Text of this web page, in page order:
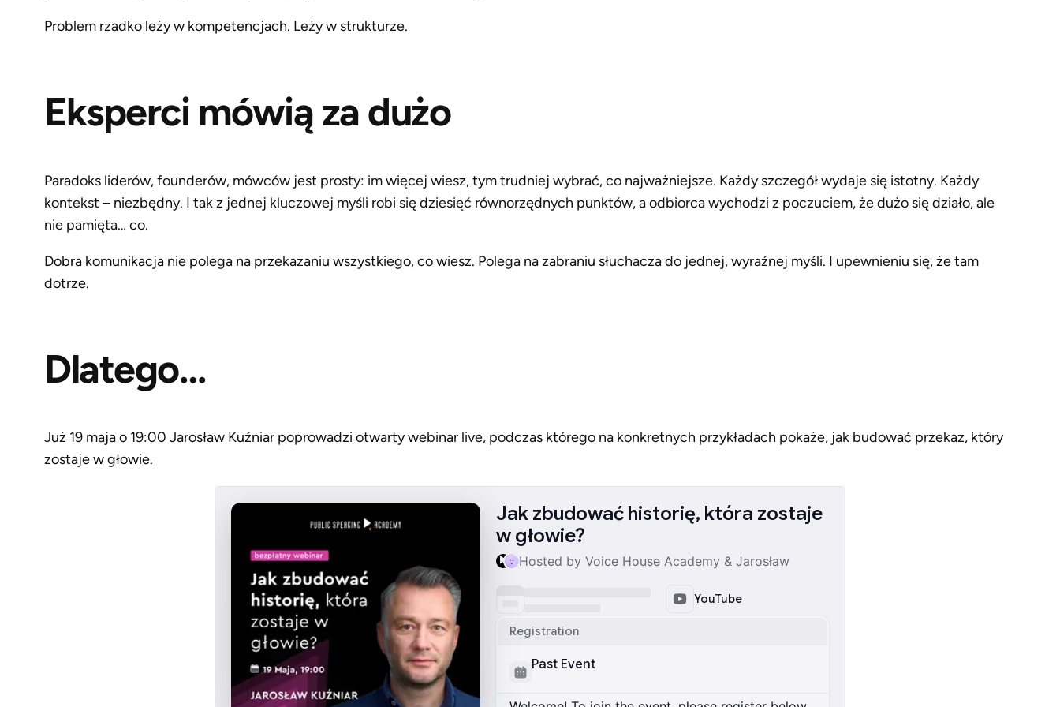
Problem rzadko leży w kompetencjach. Leży w strukturze.
Eksperci mówią za dużo
Paradoks liderów, founderów, mówców jest prosty: im więcej wiesz, tym trudniej wybrać, co najważniejsze. Każdy szczegół wydaje się istotny. Każdy
kontekst – niezbędny. I tak z jednej kluczowej myśli robi się dziesięć równorzędnych punktów, a odbiorca wychodzi z poczuciem, że dużo się działo, ale
nie pamięta… co.
Dobra komunikacja nie polega na przekazaniu wszystkiego, co wiesz. Polega na zabraniu słuchacza do jednej, wyraźnej myśli. I upewnieniu się, że tam
dotrze.
Dlatego…
Już 19 maja o 19:00 Jarosław Kuźniar poprowadzi otwarty webinar live, podczas którego na konkretnych przykładach pokaże, jak budować przekaz, który
zostaje w głowie.